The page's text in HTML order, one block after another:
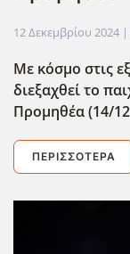
12 Δεκεμβρίου 2024 |
Με κόσμο στις
διεξαχθεί το
Προμηθέα (14/
ΠΕΡΙΣΣΌΤΕΡΑ